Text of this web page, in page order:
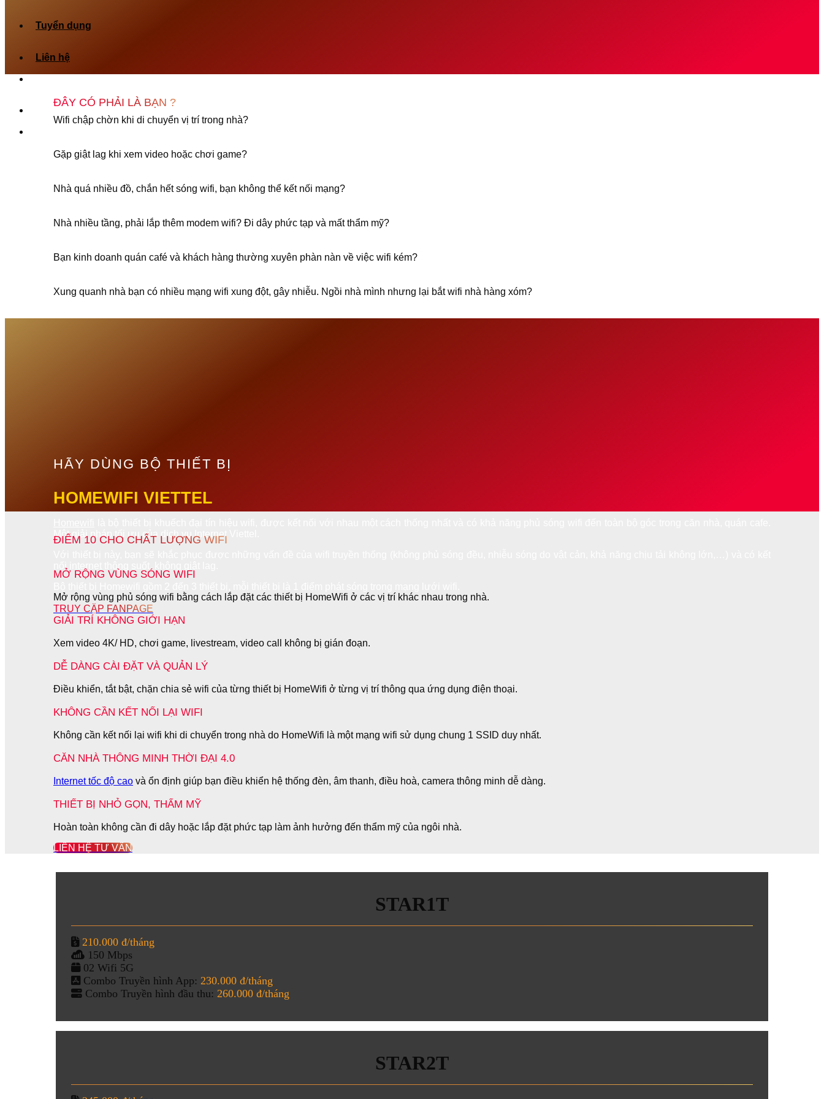
Tuyển dụng
Liên hệ
ĐÂY CÓ PHẢI LÀ BẠN ?
Wifi chập chờn khi di chuyển vị trí trong nhà?
Gặp giật lag khi xem video hoặc chơi game?
Nhà quá nhiều đồ, chắn hết sóng wifi, bạn không thể kết nối mạng?
Nhà nhiều tầng, phải lắp thêm modem wifi? Đi dây phức tạp và mất thẩm mỹ?
Bạn kinh doanh quán café và khách hàng thường xuyên phàn nàn về việc wifi kém?
Xung quanh nhà bạn có nhiều mạng wifi xung đột, gây nhiễu. Ngồi nhà mình nhưng lại bắt wifi nhà hàng xóm?
HÃY DÙNG BỘ THIẾT BỊ
HOMEWIFI VIETTEL
Một giải pháp tối ưu của dịch vụ Internet Viettel.
nối internet thông suốt, không giật lag.
TRUY CẬP FANPAGE
ĐIỂM 10 CHO CHẤT LƯỢNG WIFI
MỞ RỘNG VÙNG SÓNG WIFI
Mở rộng vùng phủ sóng wifi bằng cách lắp đặt các thiết bị HomeWifi ở các vị trí khác nhau trong nhà.
GIẢI TRÍ KHÔNG GIỚI HẠN
Xem video 4K/ HD, chơi game, livestream, video call không bị gián đoạn.
DỄ DÀNG CÀI ĐẶT VÀ QUẢN LÝ
Điều khiển, tắt bật, chặn chia sẻ wifi của từng thiết bị HomeWifi ở từng vị trí thông qua ứng dụng điện thoại.
KHÔNG CẦN KẾT NỐI LẠI WIFI
Không cần kết nối lại wifi khi di chuyển trong nhà do HomeWifi là một mạng wifi sử dụng chung 1 SSID duy nhất.
CĂN NHÀ THÔNG MINH THỜI ĐẠI 4.0
Internet tốc độ cao và ổn định giúp bạn điều khiển hệ thống đèn, âm thanh, điều hoà, camera thông minh dễ dàng.
THIẾT BỊ NHỎ GỌN, THẨM MỸ
Hoàn toàn không cần đi dây hoặc lắp đặt phức tạp làm ảnh hưởng đến thẩm mỹ của ngôi nhà.
LIÊN HỆ TƯ VẤN
STAR1T
210.000 đ/tháng
150 Mbps
02 Wifi 5G
Combo Truyền hình App: 230.000 đ/tháng
Combo Truyền hình đầu thu: 260.000 đ/tháng
STAR2T